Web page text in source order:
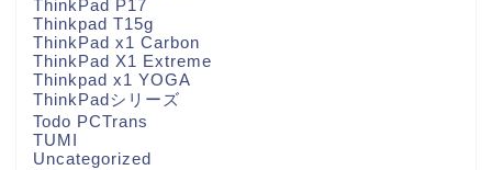
ThinkPad P17
Thinkpad T15g
ThinkPad x1 Carbon
ThinkPad X1 Extreme
Thinkpad x1 YOGA
ThinkPadシリーズ
Todo PCTrans
TUMI
Uncategorized